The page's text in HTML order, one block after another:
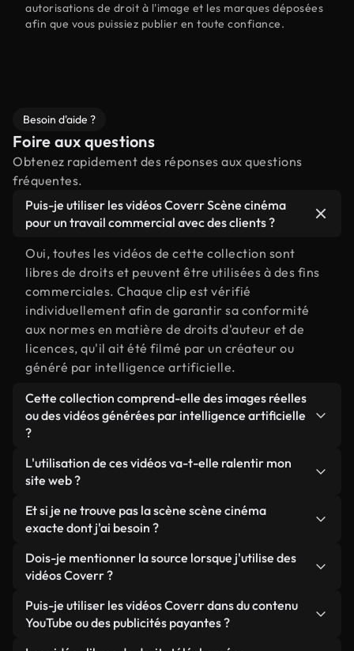
autorisations de droit à l'image et les marques déposées
afin que vous puissiez publier en toute confiance.
Besoin d'aide ?
Foire aux questions
Obtenez rapidement des réponses aux questions
fréquentes.
Puis-je utiliser les vidéos Coverr Scène cinéma
pour un travail commercial avec des clients ?
Oui, toutes les vidéos de cette collection sont
libres de droits et peuvent être utilisées à des fins
commerciales. Chaque clip est vérifié
individuellement afin de garantir sa conformité
aux normes en matière de droits d'auteur et de
licences, qu'il ait été filmé par un créateur ou
généré par intelligence artificielle.
Cette collection comprend-elle des images réelles
ou des vidéos générées par intelligence artificielle
?
Les deux. Il s'agit d'une bibliothèque hybride
composée de véritables images filmées par des
vidéos générées par IA. Chaque vidéo est
clairement identifiée afin que vous sachiez
toujours ce que vous utilisez.
L'utilisation de ces vidéos va-t-elle ralentir mon
site web ?
Sauf si vous choisissez nos versions optimisées.
Nous proposons des formats légers, prêts pour le
ils conservent une qualité élevée tout en
minimisant les temps de chargement et en
améliorant des indicateurs comme le LCP.
Et si je ne trouve pas la scène scène cinéma
exacte dont j'ai besoin ?
Vous pouvez en créer une instantanément avec
Coverr AI Studio. Il vous suffit de décrire la scène,
et le Studio générera en quelques secondes une
vidéo personnalisée conforme à nos normes de
licence.
Dois-je mentionner la source lorsque j'utilise des
vidéos Coverr ?
Aucune attribution n'est requise. Toutes les vidéos
de notre bibliothèque sont libres de droits et
Puis-je utiliser les vidéos Coverr dans du contenu
YouTube ou des publicités payantes ?
Oui. Toutes les séquences vidéo de Coverr peuvent